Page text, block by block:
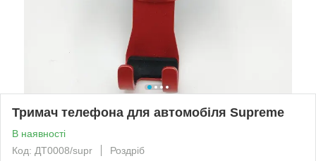
Тримач телефона для автомобіля Supreme
В наявності
Код: ДТ0008/supr
Роздріб